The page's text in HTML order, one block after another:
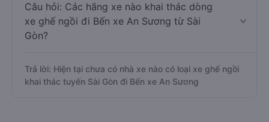
Câu hỏi: Các hãng xe nào khai thác dòng
xe ghế ngồi đi Bến xe An Sương từ Sài
Gòn?
Trả lời: Hiện tại chưa có nhà xe nào có loại xe ghế ngồi
khai thác tuyến Sài Gòn đi Bến xe An Sương